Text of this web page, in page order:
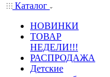
Каталог
НОВИНКИ
ТОВАР
НЕДЕЛИ!!!
РАСПРОДАЖА
Детские